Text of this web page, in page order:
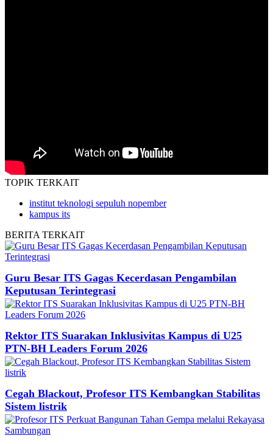
TOPIK TERKAIT
institut teknologi sepuluh nopember
kampus its
BERITA TERKAIT
Guru Besar ITS Gagas Kecerdasan Pengambilan
Keputusan Terintegrasi
Rektor ITS Suarakan Inklusivitas Kampus di U25
PTN-BH Leaders Forum 2026
Cegah Blackout, Profesor ITS Kembangkan Stabilitas
Sistem listrik